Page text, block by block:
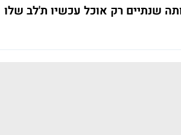
שנתיים רק אוכל עכשיו ת'לב שלו